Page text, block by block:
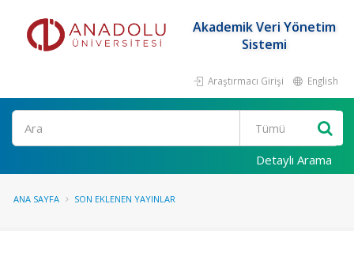
Akademik Veri Yönetim
Sistemi
Araştırmacı Girişi English
Ara
Detaylı Arama
ANA SAYFA SON EKLENEN YAYINLAR